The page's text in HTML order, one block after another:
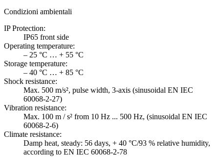
Condizioni ambientali
IP Protection:
IP65 front side
Operating temperature:
– 25 °C … + 55 °C
Storage temperature:
– 40 °C … + 85 °C
Shock resistance:
Max. 500 m/s², pulse width, 3-axis (sinusoidal EN IEC
60068-2-27)
Vibration resistance:
Max. 100 m / s² from 10 Hz ... 500 Hz, (sinusoidal EN IEC
60068-2-6)
Climate resistance:
Damp heat, steady: 56 days, + 40 °C/93 % relative humidity,
according to EN IEC 60068-2-78